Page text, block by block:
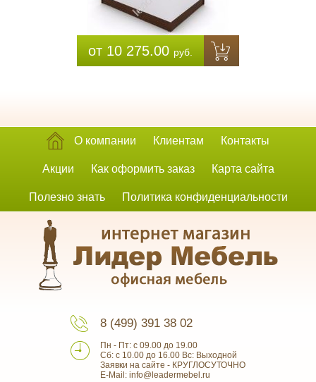
от 10 275.00 руб.
О компании Клиентам Контакты
Акции Как оформить заказ Карта сайта
Полезно знать Политика конфиденциальности
8 (499) 391 38 02
Пн - Пт: с 09.00 до 19.00
Сб: с 10.00 до 16.00 Вс: Выходной
Заявки на сайте - КРУГЛОСУТОЧНО
E-Mail: info@leadermebel.ru